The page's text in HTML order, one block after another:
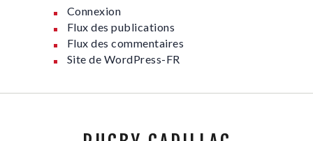
Connexion
Flux des publications
Flux des commentaires
Site de WordPress-FR